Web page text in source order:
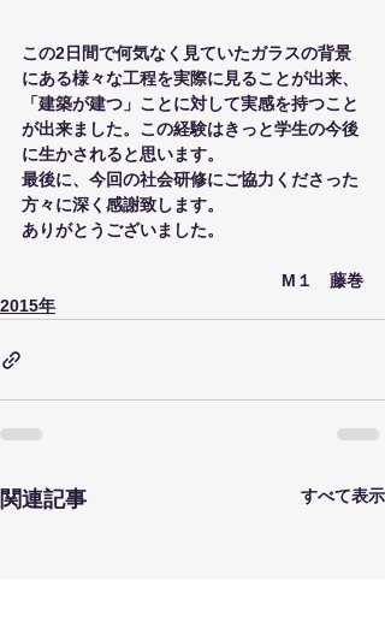
この2日間で何気なく見ていたガラスの背景
にある様々な工程を実際に見ることが出来、
「建築が建つ」ことに対して実感を持つこと
が出来ました。この経験はきっと学生の今後
に生かされると思います。
最後に、今回の社会研修にご協力くださった
方々に深く感謝致します。
ありがとうございました。
M１　藤巻
2015年
関連記事 すべて表示